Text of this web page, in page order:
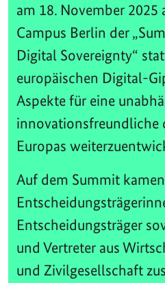
am 18. November 2025
Campus Berlin der
Digital Sovereignty“
europäischen Digital-
Aspekte für eine
innovationsfreundliche
Europas
Auf dem Summit
Entscheidungsträger
und Vertreter aus
und Zivilgesellschaft